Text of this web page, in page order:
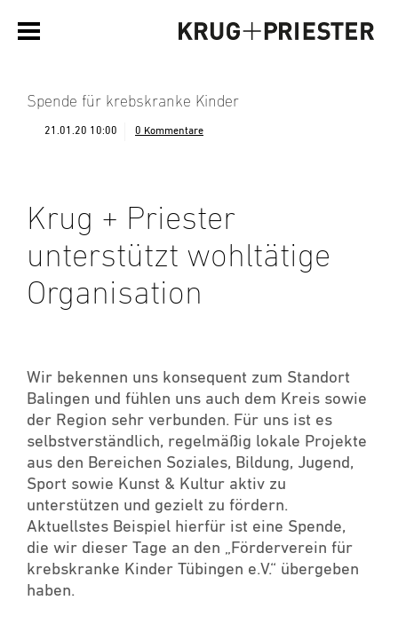
Spende für krebskranke Kinder
21.01.20 10:00 0 Kommentare
Krug + Priester
unterstützt wohltätige
Organisation
Wir bekennen uns konsequent zum Standort
Balingen und fühlen uns auch dem Kreis sowie
der Region sehr verbunden. Für uns ist es
selbstverständlich, regelmäßig lokale Projekte
aus den Bereichen Soziales, Bildung, Jugend,
Sport sowie Kunst & Kultur aktiv zu
unterstützen und gezielt zu fördern.
Aktuellstes Beispiel hierfür ist eine Spende,
die wir dieser Tage an den „Förderverein für
krebskranke Kinder Tübingen e.V.“ übergeben
haben.